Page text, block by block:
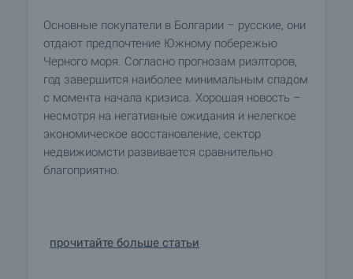
Основные покупатели в Болгарии – русские, они
отдают предпочтение Южному побережью
Черного моря. Согласно прогнозам риэлторов,
год завершится наиболее минимальным спадом
с момента начала кризиса. Хорошая новость –
несмотря на негативные ожидания и нелегкое
экономическое восстановление, сектор
недвижиомсти развивается сравнительно
благоприятно.
прочитайте больше статьи